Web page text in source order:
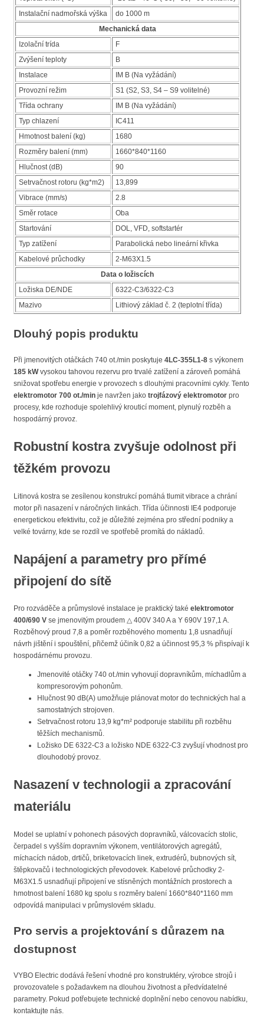
Instalační nadmořská výška
do 1000 m
Mechanická data
Izolační trída
F
Zvýšení teploty
B
Instalace
IM B (Na vyžádání)
Provozní režim
S1 (S2, S3, S4 – S9 volitelné)
Třída ochrany
IM B (Na vyžádání)
Typ chlazení
IC411
Hmotnost balení (kg)
1680
Rozměry balení (mm)
1660*840*1160
Hlučnost (dB)
90
Setrvačnost rotoru (kg*m2)
13,899
Vibrace (mm/s)
2.8
Směr rotace
Oba
Startování
DOL, VFD, softstartér
Typ zatížení
Parabolická nebo lineární křivka
Kabelové průchodky
2-M63X1.5
Data o ložiscích
Ložiska DE/NDE
6322-C3/6322-C3
Mazivo
Lithiový základ č. 2 (teplotní třída)
Dlouhý popis produktu
Při jmenovitých otáčkách 740 ot./min poskytuje 4LC-355L1-8 s výkonem
185 kWvysokou tahovou rezervu pro trvalé zatížení a zároveň pomáhá
snižovat spotřebu energie v provozech s dlouhými pracovními cykly. Tento
elektromotor 700 ot./min je navržen jako trojfázový elektromotor pro
procesy, kde rozhoduje spolehlivý krouticí moment, plynulý rozběh a
hospodárný provoz.
Robustní kostra zvyšuje odolnost při
těžkém provozu
Litinová kostra se zesílenou konstrukcí pomáhá tlumit vibrace a chrání
motor při nasazení v náročných linkách. Třída účinnosti IE4 podporuje
energetickou efektivitu, což je důležité zejména pro střední podniky a
velké továrny, kde se rozdíl ve spotřebě promítá do nákladů.
Napájení a parametry pro přímé
připojení do sítě
Pro rozváděče a průmyslové instalace je praktický také elektromotor
400/690 V se jmenovitým proudem △ 400V 340 A a Y 690V 197,1 A.
Rozběhový proud 7,8 a poměr rozběhového momentu 1,8 usnadňují
návrh jištění i spouštění, přičemž účiník 0,82 a účinnost 95,3 % přispívají k
hospodárnému provozu.
Jmenovité otáčky 740 ot./min vyhovují dopravníkům, míchadlům a
kompresorovým pohonům.
Hlučnost 90 dB(A) umožňuje plánovat motor do technických hal a
samostatných strojoven.
Setrvačnost rotoru 13,9 kg*m² podporuje stabilitu při rozběhu
těžších mechanismů.
Ložisko DE 6322-C3 a ložisko NDE 6322-C3 zvyšují vhodnost pro
dlouhodobý provoz.
Nasazení v technologii a zpracování
materiálu
Model se uplatní v pohonech pásových dopravníků, válcovacích stolic,
čerpadel s vyšším dopravním výkonem, ventilátorových agregátů,
míchacích nádob, drtičů, briketovacích linek, extrudérů, bubnových sít,
štěpkovačů i technologických převodovek. Kabelové průchodky 2-
M63X1.5 usnadňují připojení ve stísněných montážních prostorech a
hmotnost balení 1680 kg spolu s rozměry balení 1660*840*1160 mm
odpovídá manipulaci v průmyslovém skladu.
Pro servis a projektování s důrazem na
dostupnost
VYBO Electric dodává řešení vhodné pro konstruktéry, výrobce strojů i
provozovatele s požadavkem na dlouhou životnost a předvídatelné
parametry. Pokud potřebujete technické doplnění nebo cenovou nabídku,
kontaktujte nás.